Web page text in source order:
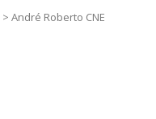
> André Roberto CNE